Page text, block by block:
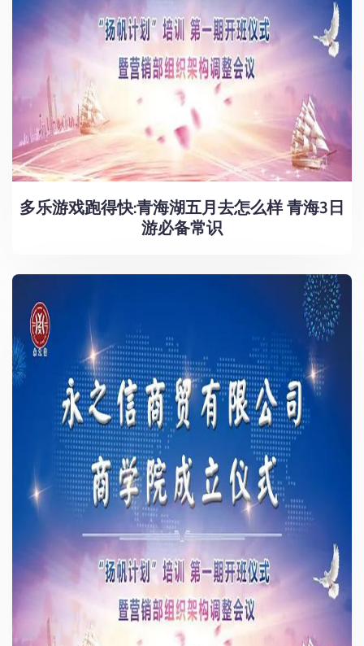
多乐游戏跑得快:青海湖五月去怎么样 青海3日
游必备常识